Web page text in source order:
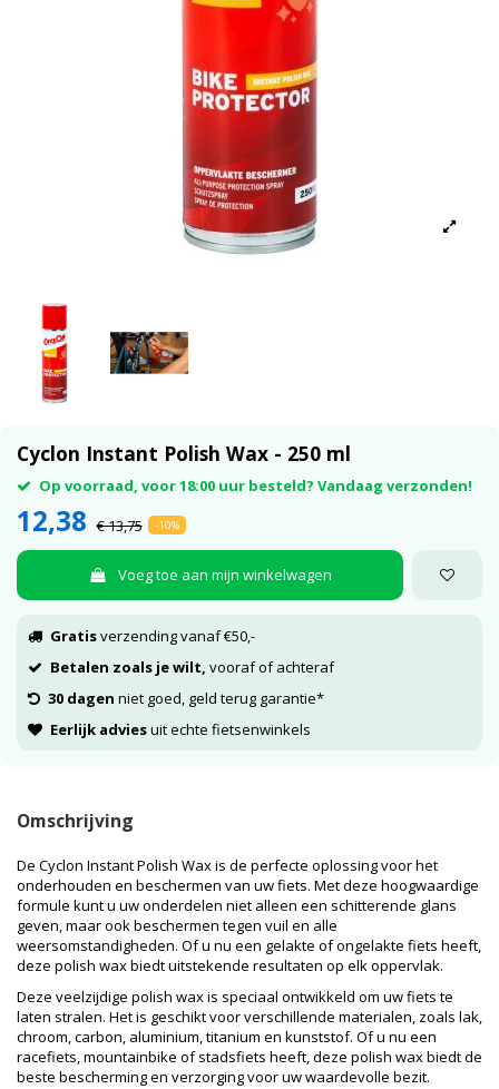
Cyclon Instant Polish Wax - 250 ml
Op voorraad, voor 18:00 uur besteld? Vandaag verzonden!
12,38 € 13,75 -10%
Voeg toe aan mijn winkelwagen
Gratisverzending vanaf €50,-
Betalen zoals je wilt, vooraf of achteraf
30 dagen niet goed, geld terug garantie*
Eerlijk adviesuit echte fietsenwinkels
Omschrijving
De Cyclon Instant Polish Wax is de perfecte oplossing voor het
onderhouden en beschermen van uw fiets. Met deze hoogwaardige
formule kunt u uw onderdelen niet alleen een schitterende glans
geven, maar ook beschermen tegen vuil en alle
weersomstandigheden. Of u nu een gelakte of ongelakte fiets heeft,
deze polish wax biedt uitstekende resultaten op elk oppervlak.
Deze veelzijdige polish wax is speciaal ontwikkeld om uw fiets te
laten stralen. Het is geschikt voor verschillende materialen, zoals lak,
chroom, carbon, aluminium, titanium en kunststof. Of u nu een
racefiets, mountainbike of stadsfiets heeft, deze polish wax biedt de
beste bescherming en verzorging voor uw waardevolle bezit.